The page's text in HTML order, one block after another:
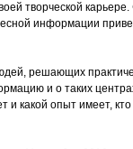
творческой
информации
решающих
и о таких
какой опыт имеет,